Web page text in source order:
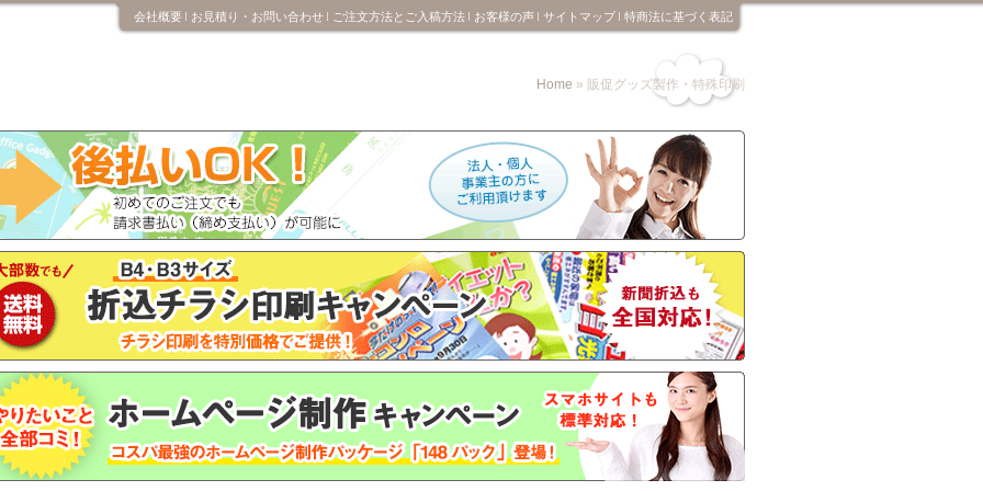
会社概要 お見積り・お問い合わせ ご注文方法とご入稿方法 お客様の声 サイトマップ 特商法に基づく表記
Home » 販促グッズ製作・特殊印刷